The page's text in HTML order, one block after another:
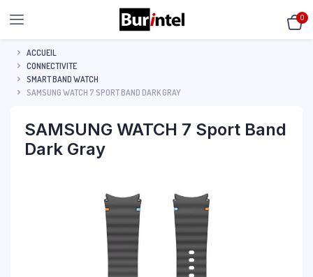
0
ACCUEIL
CONNECTIVITE
SMART BAND WATCH
SAMSUNG WATCH 7 SPORT BAND DARK GRAY
SAMSUNG WATCH 7 Sport Band
Dark Gray